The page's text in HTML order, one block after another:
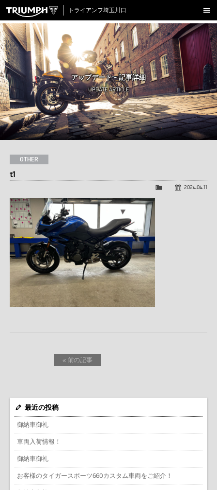
トライアンフ埼玉川口
新車在庫情報
試乗車一覧
認定中古車
アクセサリー
クロージング
アップデート
店舗情報
採用情報
TRIUMPH OFFICIAL SITE
LINE FacebookInstagram
X
アップデート - 記事詳細
UPDATE ARTICLE
OTHER
t1
2024.04.11
« 前の記事
最近の投稿
御納車御礼
車両入荷情報！
御納車御礼
お客様のタイガースポーツ660カスタム車両をご紹介！